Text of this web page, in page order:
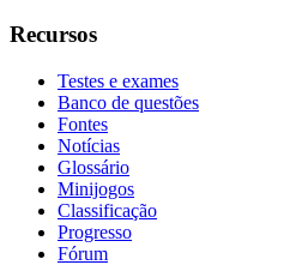
Recursos
Testes e exames
Banco de questões
Fontes
Notícias
Glossário
Minijogos
Classificação
Progresso
Fórum